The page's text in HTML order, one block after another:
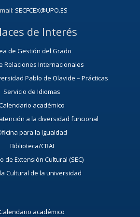
SECFCEX@UPO.ES
de Interés
de Gestión del Grado
Relaciones Internacionales
Pablo de Olavide – Prácticas
Servicio de Idiomas
académico
a la diversidad funcional
para la Igualdad
Biblioteca/CRAI
de Extensión Cultural (SEC)
Cultural de la universidad
académico